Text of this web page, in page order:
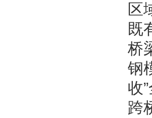
区
既
桥
钢
收
跨